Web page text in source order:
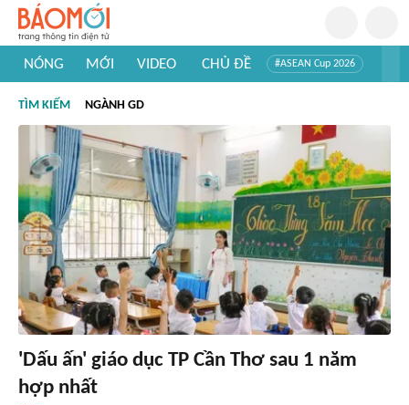
NÓNG MỚI VIDEO CHỦ ĐỀ #ASEAN Cup 2026
#Khám phá thế giới
TÌM KIẾM NGÀNH GD
'Dấu ấn' giáo dục TP Cần Thơ sau 1 năm
hợp nhất